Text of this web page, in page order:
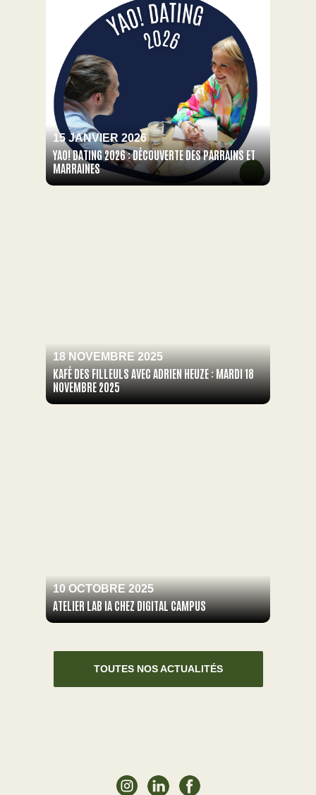
15 JANVIER 2026
YAO! DATING 2026 : DÉCOUVERTE DES PARRAINS ET
MARRAINES
18 NOVEMBRE 2025
KAFÉ DES FILLEULS AVEC ADRIEN HEUZE : MARDI 18
NOVEMBRE 2025
10 OCTOBRE 2025
ATELIER LAB IA CHEZ DIGITAL CAMPUS
TOUTES NOS ACTUALITÉS